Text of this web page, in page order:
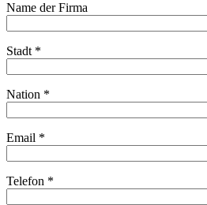
Name der Firma
Stadt *
Nation *
Email *
Telefon *